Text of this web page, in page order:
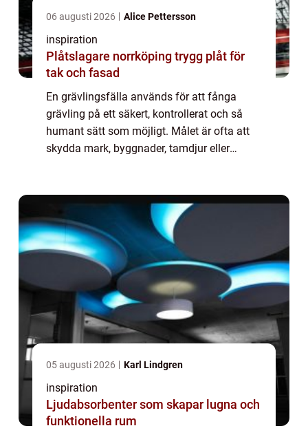
06 augusti 2026 Alice Pettersson
inspiration
Plåtslagare norrköping trygg plåt för
tak och fasad
En grävlingsfälla används för att fånga
grävling på ett säkert, kontrollerat och så
humant sätt som möjligt. Målet är ofta att
skydda mark, byggnader, tamdjur eller
05 augusti 2026 Karl Lindgren
inspiration
Ljudabsorbenter som skapar lugna och
funktionella rum